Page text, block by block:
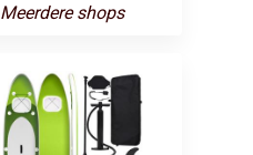
Meerdere shops